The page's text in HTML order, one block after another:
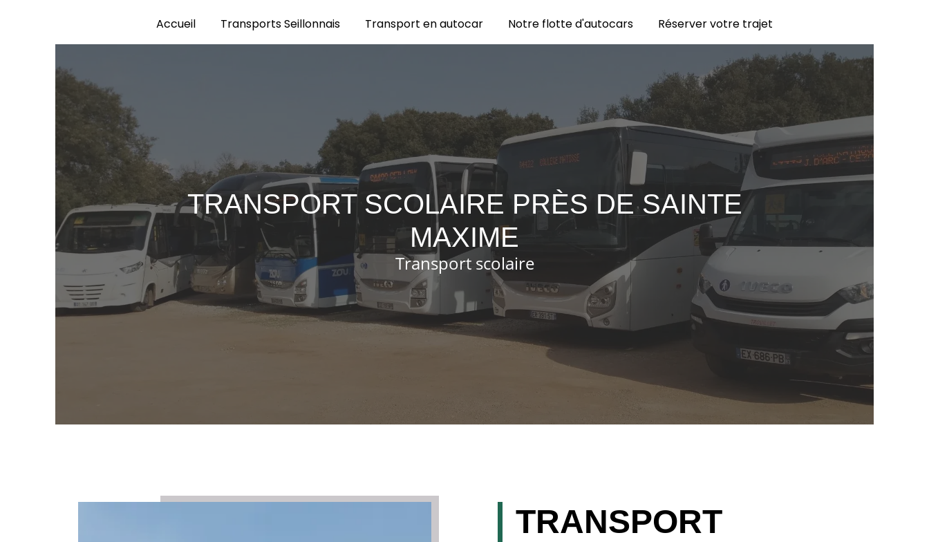
Accueil Transports Seillonnais Transport en autocar Notre flotte d'autocars Réserver votre trajet
TRANSPORT SCOLAIRE PRÈS DE SAINTE
MAXIME
Transport scolaire
TRANSPORT